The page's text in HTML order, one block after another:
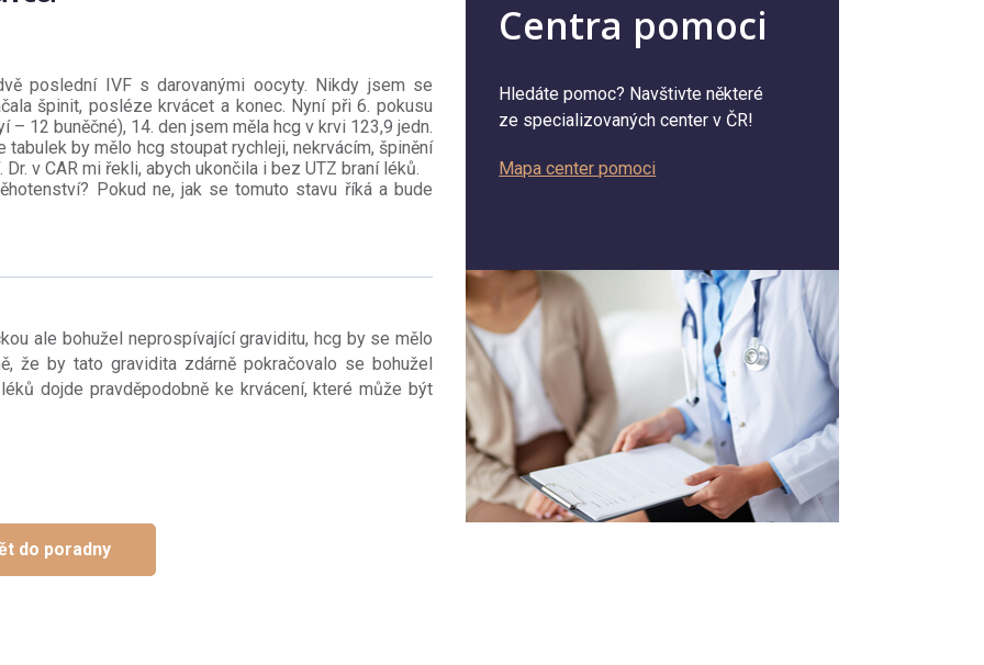
poslední IVF s darovanými oocyty. Nikdy jsem se
špinit, posléze krvácet a konec. Nyní při 6. pokusu
12 buněčné), 14. den jsem měla hcg v krvi 123,9 jedn.
tabulek by mělo hcg stoupat rychleji, nekrvácím, špinění
v CAR mi řekli, abych ukončila i bez UTZ braní léků.
Pokud ne, jak se tomuto stavu říká a bude
ale bohužel neprospívající graviditu, hcg by se mělo
že by tato gravidita zdárně pokračovalo se bohužel
dojde pravděpodobně ke krvácení, které může být
do poradny
Centra pomoci
Hledáte pomoc? Navštivte některé
ze specializovaných center v ČR!
Mapa center pomoci